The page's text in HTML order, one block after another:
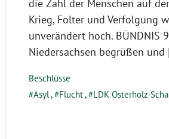
die Zahl der Menschen auf
Krieg, Folter und Verfolgung
unverändert hoch. BÜNDNIS
Niedersachsen begrüßen
Beschlüsse
Asyl, Flucht, LDK Osterholz-